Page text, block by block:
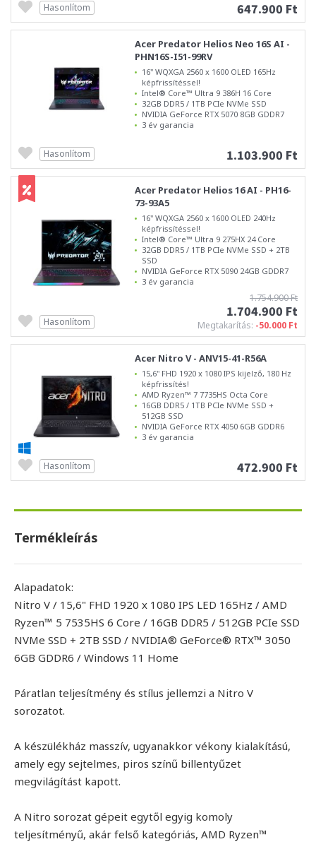
647.900 Ft
Hasonlítom
Acer Predator Helios Neo 16S AI -
PHN16S-I51-99RV
16" WQXGA 2560 x 1600 OLED 165Hz
képfrissítéssel!
Intel® Core™ Ultra 9 386H 16 Core
32GB DDR5 / 1TB PCIe NVMe SSD
NVIDIA GeForce RTX 5070 8GB GDDR7
3 év garancia
1.103.900 Ft
Hasonlítom
Acer Predator Helios 16 AI - PH16-
73-93A5
16" WQXGA 2560 x 1600 OLED 240Hz
képfrissítéssel!
Intel® Core™ Ultra 9 275HX 24 Core
32GB DDR5 / 1TB PCIe NVMe SSD + 2TB
SSD
NVIDIA GeForce RTX 5090 24GB GDDR7
3 év garancia
1.754.900 Ft
1.704.900 Ft
Megtakarítás: -50.000 Ft
Hasonlítom
Acer Nitro V - ANV15-41-R56A
15,6" FHD 1920 x 1080 IPS kijelző, 180 Hz
képfrissítés!
AMD Ryzen™ 7 7735HS Octa Core
16GB DDR5 / 1TB PCIe NVMe SSD +
512GB SSD
NVIDIA GeForce RTX 4050 6GB GDDR6
3 év garancia
472.900 Ft
Hasonlítom
Termékleírás
Alapadatok:
Nitro V / 15,6" FHD 1920 x 1080 IPS LED 165Hz / AMD
Ryzen™ 5 7535HS 6 Core / 16GB DDR5 / 512GB PCIe SSD
NVMe SSD + 2TB SSD / NVIDIA® GeForce® RTX™ 3050
6GB GDDR6 / Windows 11 Home
Páratlan teljesítmény és stílus jellemzi a Nitro V
sorozatot.
A készülékház masszív, ugyanakkor vékony kialakítású,
amely egy sejtelmes, piros színű billentyűzet
megvilágítást kapott.
A Nitro sorozat gépeit egytől egyig komoly
teljesítményű, akár felső kategóriás, AMD Ryzen™